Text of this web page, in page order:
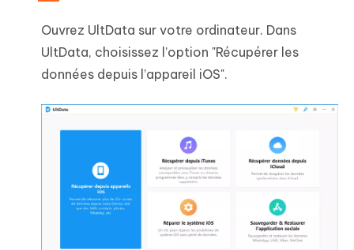
Ouvrez UltData sur votre ordinateur. Dans
UltData, choisissez l’option "Récupérer les
données depuis l’appareil iOS".